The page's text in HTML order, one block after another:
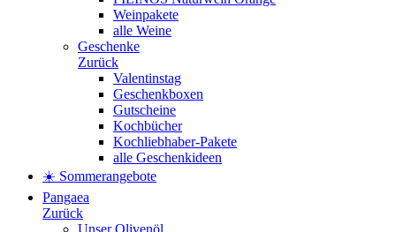
Weinpakete
alle Weine
Geschenke
Zurück
Valentinstag
Geschenkboxen
Gutscheine
Kochbücher
Kochliebhaber-Pakete
alle Geschenkideen
☀️ Sommerangebote
Pangaea
Zurück